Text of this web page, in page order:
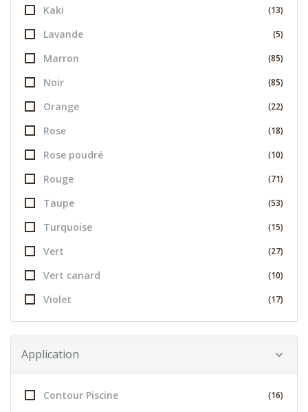
Kaki (13)
Lavande (5)
Marron (85)
Noir (85)
Orange (22)
Rose (18)
Rose poudré (10)
Rouge (71)
Taupe (53)
Turquoise (15)
Vert (27)
Vert canard (10)
Violet (17)
Application
Contour Piscine (16)